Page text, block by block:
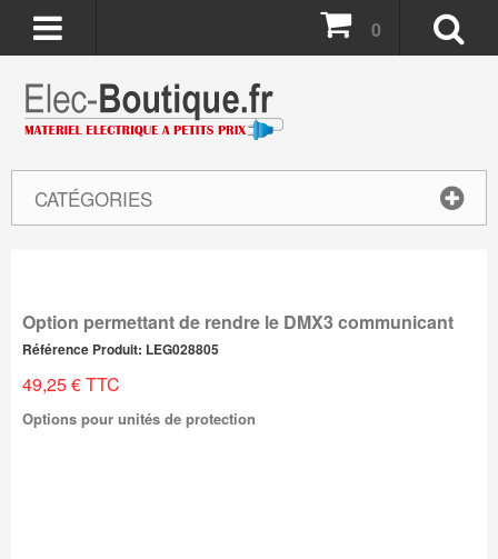
CATÉGORIES
0
Option permettant de rendre le DMX3 communicant
Référence Produit: LEG028805
49,25 € TTC
Options pour unités de protection